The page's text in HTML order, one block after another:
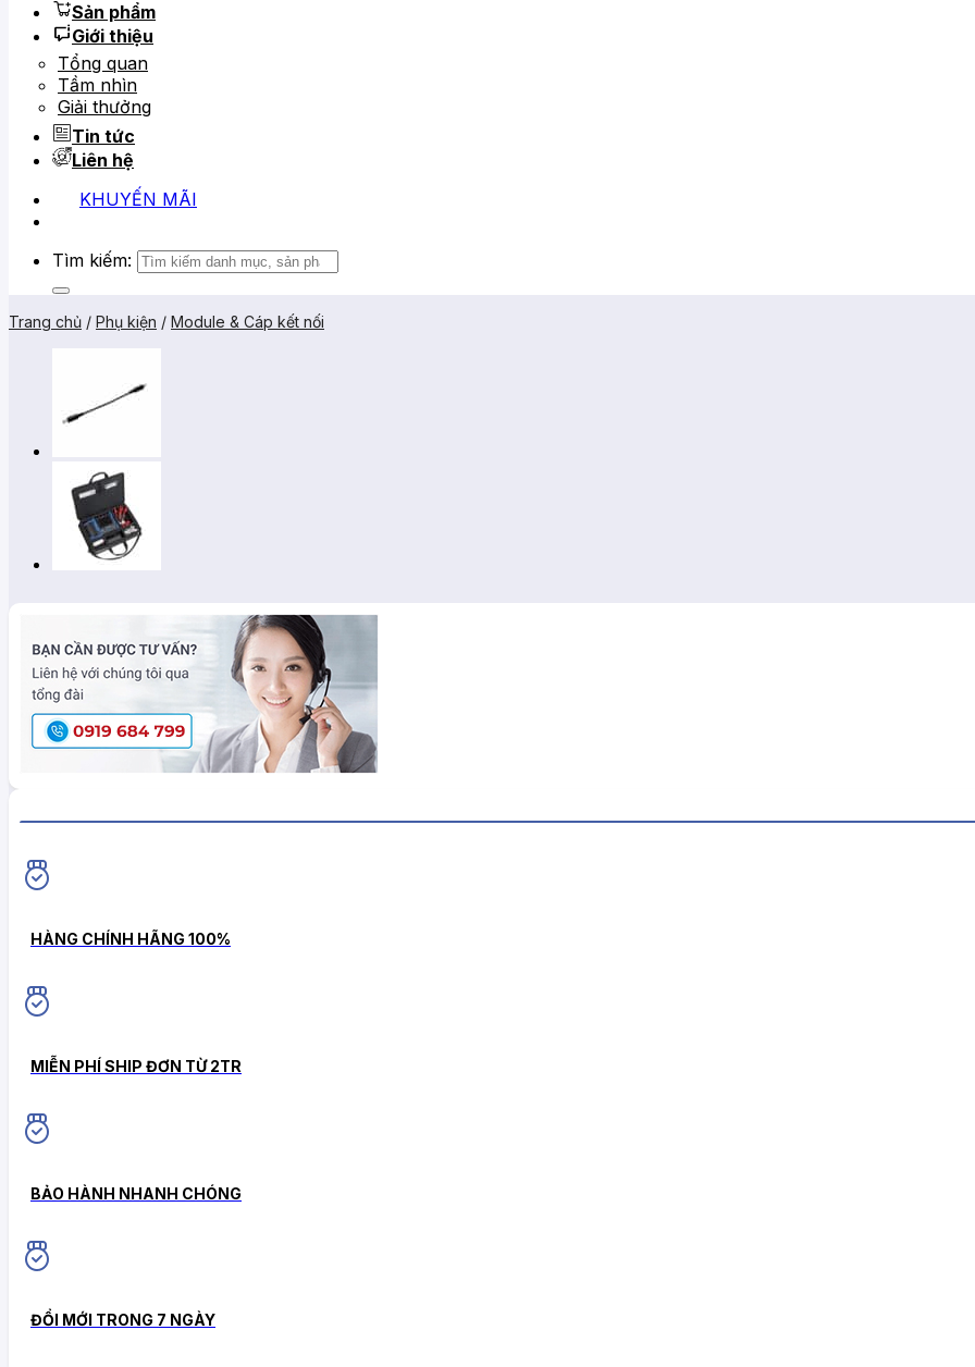
Sản phẩm
Giới thiệu
Tổng quan
Tầm nhìn
Giải thưởng
Tin tức
Liên hệ
KHUYẾN MÃI
Tìm kiếm:
Trang chủ / Phụ kiện / Module & Cáp kết nối
HÀNG CHÍNH HÃNG 100%
MIỄN PHÍ SHIP ĐƠN TỪ 2TR
BẢO HÀNH NHANH CHÓNG
ĐỔI MỚI TRONG 7 NGÀY